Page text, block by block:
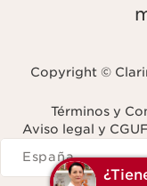
Copyright ©
Términos y
Aviso legal y CGU
Navigates to
España